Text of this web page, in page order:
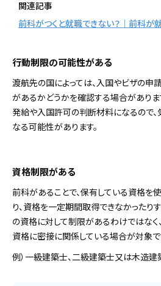
関連記事
前科がつくと就職できない？｜前科が
行動制限の可能性がある
渡航先の国によっては、入国やビザの申
があるかどうかを確認する場合がありま
発給や入国許可の判断材料になるので
なる可能性があります。
資格制限がある
前科があることで、保有している資格を
り、資格を一定期間取得できなかったり
の資格に対して制限があるわけではな
資格に密接に関係している場合が対象で
例）一級建築士、二級建築士又は木造建